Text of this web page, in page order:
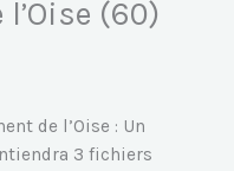
(60)
de l’Oise : Un
3 fichiers